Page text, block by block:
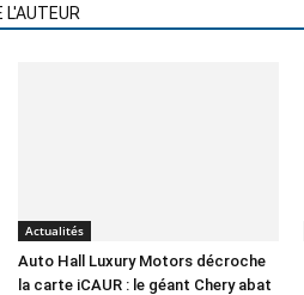
L'AUTEUR
Actualités
Auto Hall Luxury Motors décroche
la carte iCAUR : le géant Chery abat